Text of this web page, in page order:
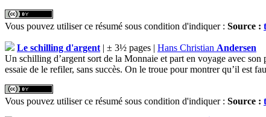
Vous pouvez utiliser ce résumé sous condition d'indiquer : Source :
Le schilling d'argent | ± 3½ pages | Hans Christian Andersen
Un schilling d’argent sort de la Monnaie et part en voyage avec
essaie de le refiler, sans succès. On le troue pour montrer qu’il est
Vous pouvez utiliser ce résumé sous condition d'indiquer : Source :